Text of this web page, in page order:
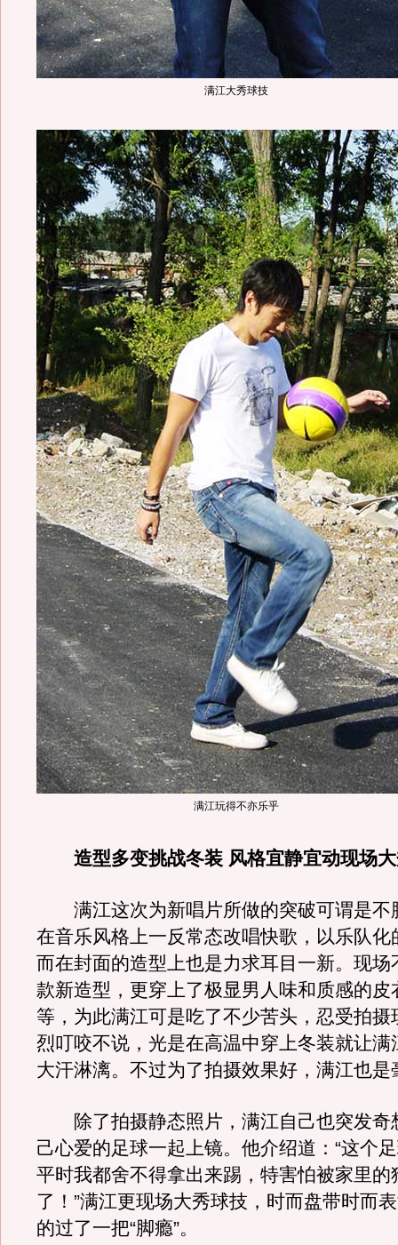
满江大秀球技
满江玩得不亦乐乎
造型多变挑战冬装 风格宜静宜动现场大
满江这次为新唱片所做的突破可谓是不
在音乐风格上一反常态改唱快歌，以乐队化
而在封面的造型上也是力求耳目一新。现场
款新造型，更穿上了极显男人味和质感的皮
等，为此满江可是吃了不少苦头，忍受拍摄
烈叮咬不说，光是在高温中穿上冬装就让满
大汗淋漓。不过为了拍摄效果好，满江也是
除了拍摄静态照片，满江自己也突发奇
己心爱的足球一起上镜。他介绍道：“这个
平时我都舍不得拿出来踢，特害怕被家里的
了！”满江更现场大秀球技，时而盘带时而
的过了一把“脚瘾”。